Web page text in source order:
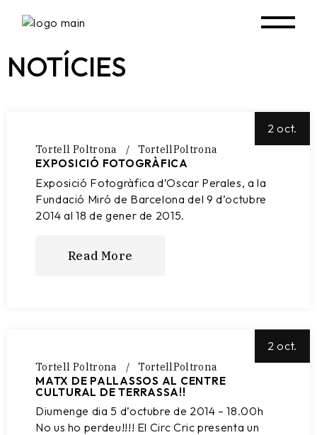
NOTÍCIES
2 oct.
Tortell Poltrona
TortellPoltrona
EXPOSICIÓ FOTOGRÀFICA
Exposició Fotogràfica d’Oscar Perales, a la
Fundació Miró de Barcelona del 9 d’octubre
2014 al 18 de gener de 2015.
Read More
2 oct.
Tortell Poltrona
TortellPoltrona
MATX DE PALLASSOS AL CENTRE
CULTURAL DE TERRASSA!!
Diumenge dia 5 d’octubre de 2014 – 18.00h
No us ho perdeu!!!! El Circ Cric presenta un